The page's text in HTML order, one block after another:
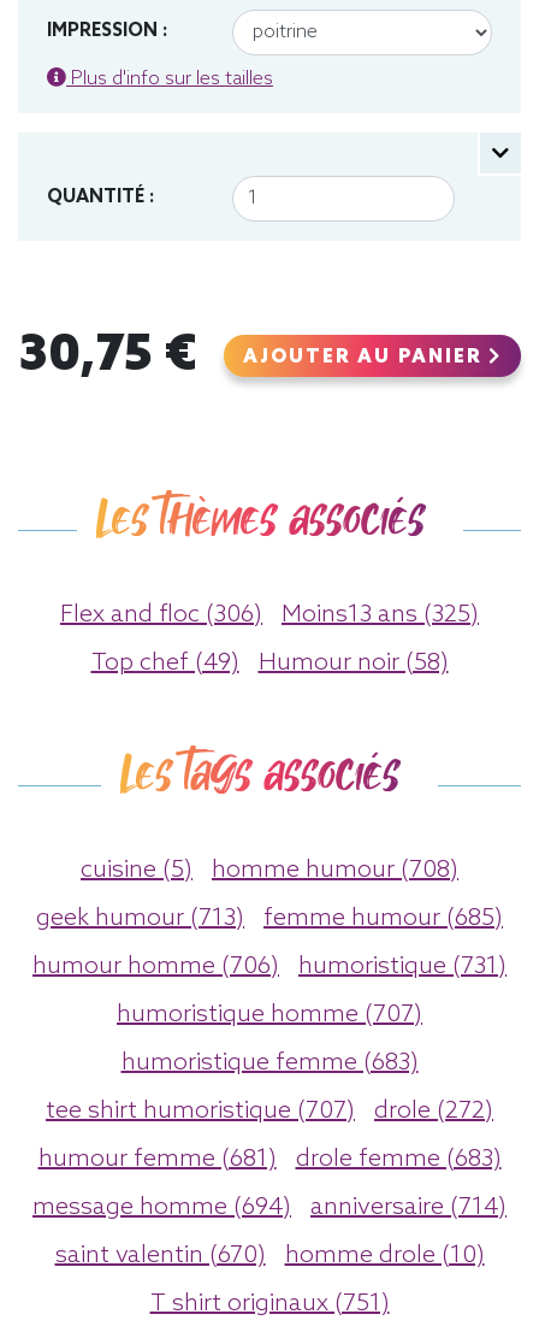
IMPRESSION :
Plus d'info sur les tailles
QUANTITÉ :
30,75 € AJOUTER AU PANIER
Les thèmes associés
Flex and floc (306)
Moins13 ans (325)
Top chef (49)
Humour noir (58)
Les tags associés
cuisine (5)
homme humour (708)
geek humour (713)
femme humour (685)
humour homme (706)
humoristique (731)
humoristique homme (707)
humoristique femme (683)
tee shirt humoristique (707)
drole (272)
humour femme (681)
drole femme (683)
message homme (694)
anniversaire (714)
saint valentin (670)
homme drole (10)
T shirt originaux (751)